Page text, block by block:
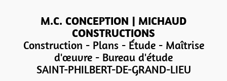
M.C. CONCEPTION | MICHAUD
CONSTRUCTIONS
Construction - Plans - Étude - Maîtrise
d'œuvre - Bureau d'étude
SAINT-PHILBERT-DE-GRAND-LIEU